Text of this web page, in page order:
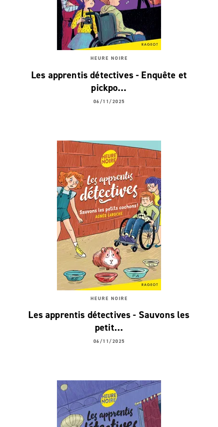
HEURE NOIRE
Les apprentis détectives - Enquête et
pickpo…
06/11/2025
HEURE NOIRE
Les apprentis détectives - Sauvons les
petit…
06/11/2025